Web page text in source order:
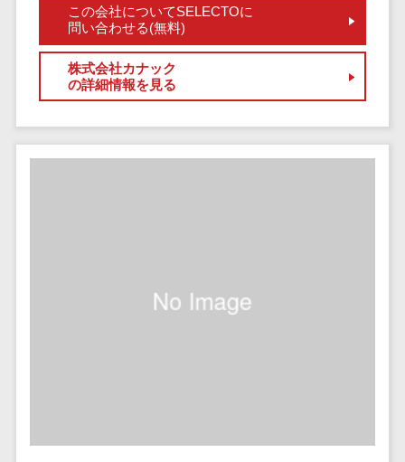
LINEマーケティングツール>
SEOツール>
カスタマーサポート
カスタマーサクセスツール>
コールセンター代行サービス>
ツール
受付システム
ステム
リーガルリサ
ーチサービス
この会社についてSELECTOに
問い合わせる(無料)
株式会社カナック
の詳細情報を見る